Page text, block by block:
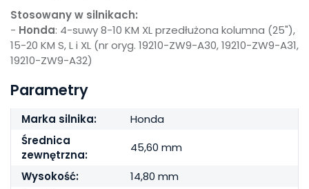
Stosowany w silnikach:
- Honda: 4-suwy 8-10 KM XL przedłużona kolumna (25"),
15-20 KM S, L i XL (nr oryg. 19210-ZW9-A30, 19210-ZW9-A31,
19210-ZW9-A32)
Parametry
Marka silnika:
Honda
Średnica
zewnętrzna:
45,60 mm
Wysokość:
14,80 mm